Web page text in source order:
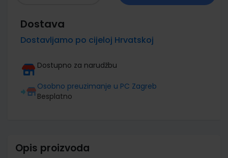
Dostava
Dostavljamo po cijeloj Hrvatskoj
Dostupno za narudžbu
Osobno preuzimanje u PC Zagreb
Besplatno
Opis proizvoda